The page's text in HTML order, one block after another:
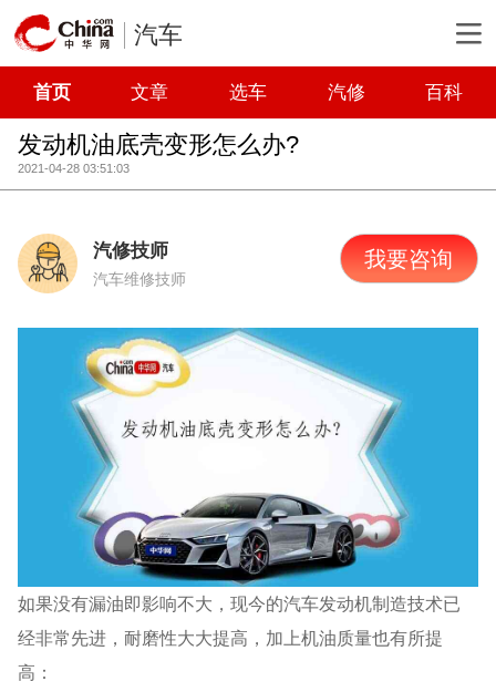
汽车
首页 文章 选车 汽修 百科
发动机油底壳变形怎么办?
2021-04-28 03:51:03
汽修技师
汽车维修技师
我要咨询
如果没有漏油即影响不大，现今的汽车发动机制造技术已
经非常先进，耐磨性大大提高，加上机油质量也有所提
高：